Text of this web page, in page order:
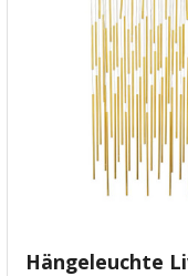
Hängeleuchte